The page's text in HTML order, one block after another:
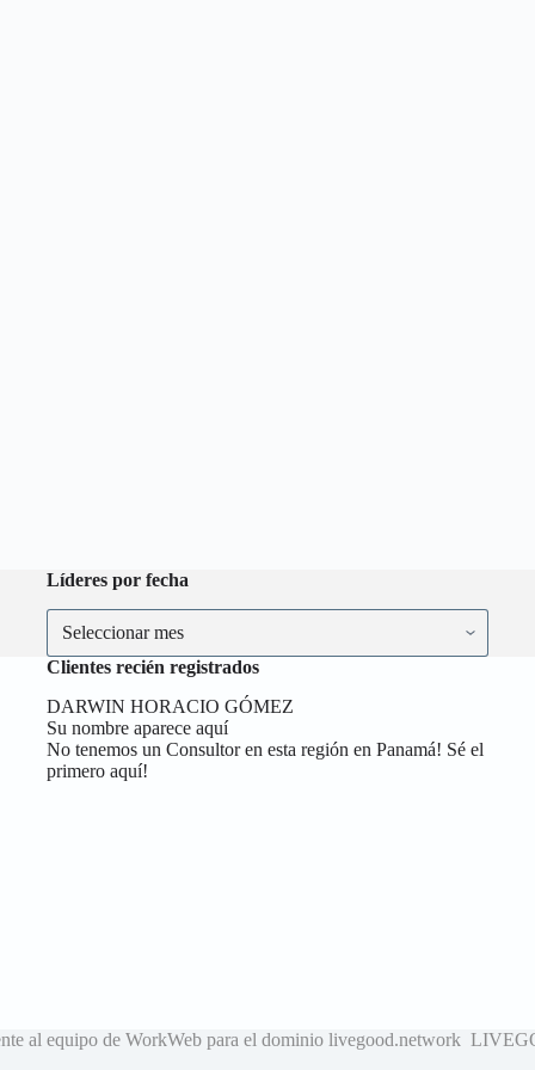
Líderes por fecha
Líderes
por
fecha
Clientes recién registrados
DARWIN HORACIO GÓMEZ
Su nombre aparece aquí
No tenemos un Consultor en esta región en Panamá! Sé el
primero aquí!
al equipo de WorkWeb para el dominio livegood.network